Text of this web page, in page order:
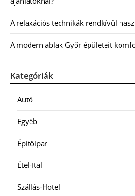
A relaxációs technikák rendkívül
A modern ablak Győr épületeit
Kategóriák
Autó
Egyéb
Építőipar
Étel-Ital
Szállás-Hotel